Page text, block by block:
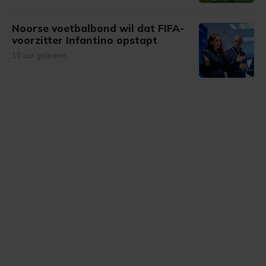
Noorse voetbalbond wil dat FIFA-
voorzitter Infantino opstapt
10 uur geleden